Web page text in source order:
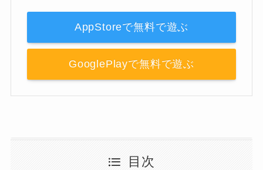
AppStoreで無料で遊ぶ
GooglePlayで無料で遊ぶ
目次